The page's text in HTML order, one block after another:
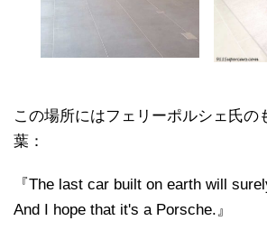
この場所にはフェリーポルシェ氏の
葉：
『The last car built on earth will
And I hope that it's a Porsche.』